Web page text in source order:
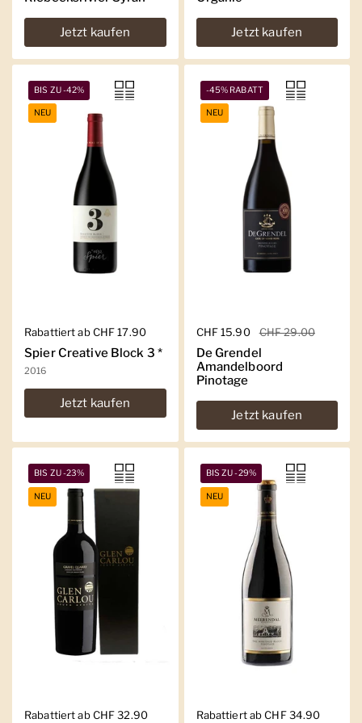
Jetzt kaufen Jetzt kaufen
Regulärer Preis
Rabattiert ab CHF 17.90
Spier Creative Block 3 *
2016
Jetzt kaufen
BIS ZU -42%
NEU
Regulärer Preis
CHF 15.90 Sale-Preis
CHF 29.00
De Grendel
Amandelboord
Pinotage
Jetzt kaufen
-45% RABATT
NEU
Regulärer Preis
Rabattiert ab CHF 32.90
BIS ZU -23%
NEU
Regulärer Preis
Rabattiert ab CHF 34.90
BIS ZU -29%
NEU